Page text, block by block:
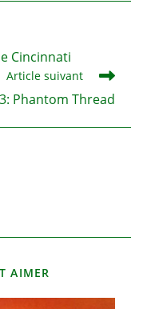
Cincinnati
Article suivant
Phantom Thread
AIMER